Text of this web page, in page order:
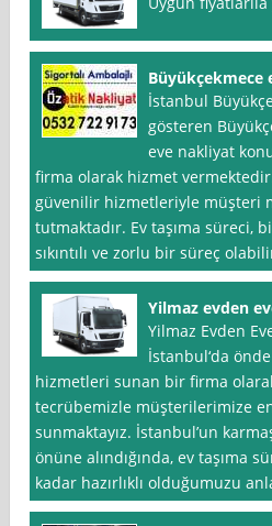
Büyükçekmece
İstanbul
gösteren
eve nakliyat
firma olarak hizmet
güvenilir hizmetleriyle müşteri
tutmaktadır. Ev taşıma süreci,
sıkıntılı ve zorlu bir süreç
Yilmaz evden
Yilmaz Evden
İstanbul‘da
hizmetleri sunan bir firma
tecrübemizle müşterilerimize
sunmaktayız. İstanbul’un
önüne alındığında, ev taşıma
kadar hazırlıklı olduğumuzu